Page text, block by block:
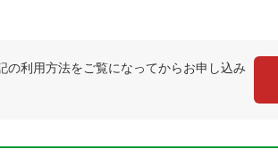
の利用方法をご覧になってからお申し込み